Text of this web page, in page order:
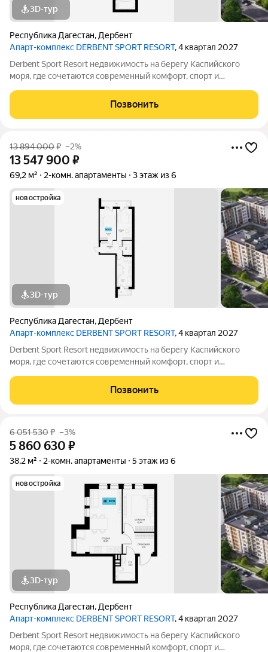
3D-тур
Республика Дагестан, Дербент
Апарт-комплекс DERBENT SPORT RESORT, 4 квартал 2027
Derbent Sport Resort недвижимость на берегу Каспийского
моря, где сочетаются современный комфорт, спорт и
учитывают все потребности современных
Позвонить
13 894 000₽ –2%
13 547 900 ₽
69,2 м² 2-комн. апартаменты 3 этаж из 6
новостройка
3D-тур
Республика Дагестан, Дербент
Апарт-комплекс DERBENT SPORT RESORT, 4 квартал 2027
Derbent Sport Resort недвижимость на берегу Каспийского
моря, где сочетаются современный комфорт, спорт и
учитывают все потребности современных
Позвонить
6 051 530₽ –3%
5 860 630 ₽
38,2 м² 2-комн. апартаменты 5 этаж из 6
новостройка
3D-тур
Республика Дагестан, Дербент
Апарт-комплекс DERBENT SPORT RESORT, 4 квартал 2027
Derbent Sport Resort недвижимость на берегу Каспийского
моря, где сочетаются современный комфорт, спорт и